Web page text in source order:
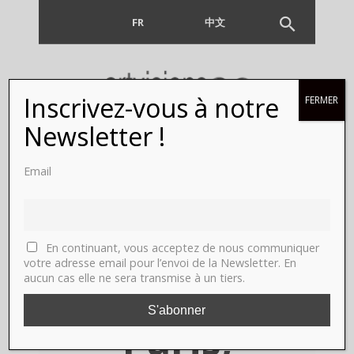
FR 中文
Brian
Amy
Feldman,
Paris,
Inscrivez-vous à notre
Newsletter !
Email
En continuant, vous acceptez de nous communiquer
votre adresse email pour l’envoi de la Newsletter. En
aucun cas elle ne sera transmise à un tiers.
FERMER